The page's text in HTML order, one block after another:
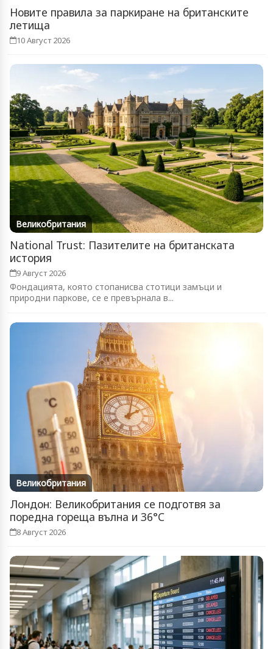
Новите правила за паркиране на британските
летища
10 Август 2026
Великобритания
National Trust: Пазителите на британската
история
9 Август 2026
Фондацията, която стопанисва стотици замъци и
природни паркове, се е превърнала в...
Великобритания
Лондон: Великобритания се подготвя за
поредна гореща вълна и 36°C
8 Август 2026